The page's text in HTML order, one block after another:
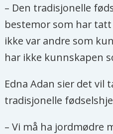
– Den tradisjonelle
bestemor som har
ikke var andre som
har ikke kunnskapen
Edna Adan sier det vil
tradisjonelle
– Vi må ha jordmødre